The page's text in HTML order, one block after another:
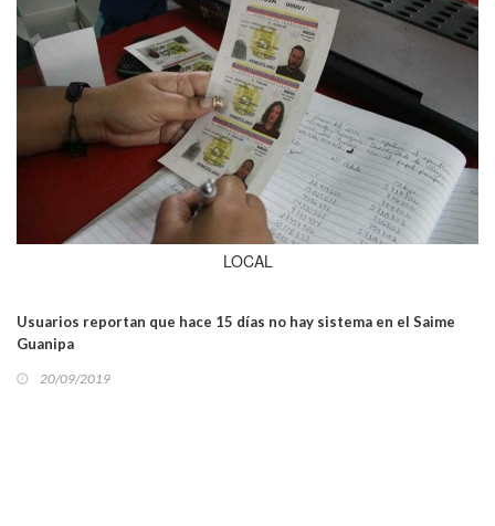
LOCAL
Usuarios reportan que hace 15 días no hay sistema en el Saime
Guanipa
20/09/2019